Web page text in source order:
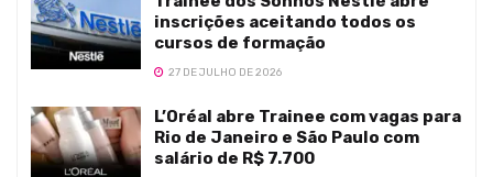
inscrições aceitando todos os
cursos de formação
27 DE JULHO DE 2026
L’Oréal abre Trainee com vagas para
Rio de Janeiro e São Paulo com
salário de R$ 7.700